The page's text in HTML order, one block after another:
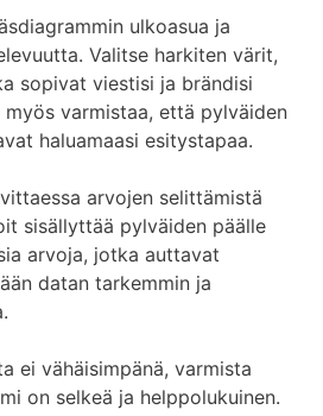
ulkoasua ja
Valitse harkiten värit,
sopivat viestisi ja brändisi
myös varmistaa, että pylväiden
haluamaasi esitystapaa.
arvojen selittämistä
sisällyttää pylväiden päälle
arvoja, jotka auttavat
datan tarkemmin ja
ei vähäisimpänä, varmista
on selkeä ja helppolukuinen.